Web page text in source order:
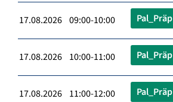
17.08.2026 09:00-10:00 Pal_Präp
17.08.2026 10:00-11:00 Pal_Präp
17.08.2026 11:00-12:00 Pal_Präp